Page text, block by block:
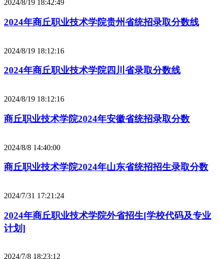
2024/8/19 18:42:49
2024年商丘职业技术学院贵州省统招录取分数线
2024/8/19 18:12:16
2024年商丘职业技术学院四川省录取分数线
2024/8/19 18:12:16
商丘职业技术学院2024年安徽省统招录取分数
2024/8/8 14:40:00
商丘职业技术学院2024年山东省统招招生录取分数
2024/7/31 17:21:24
2024年商丘职业技术学院外省招生[学校代码及专业
计划]
2024/7/8 18:23:12